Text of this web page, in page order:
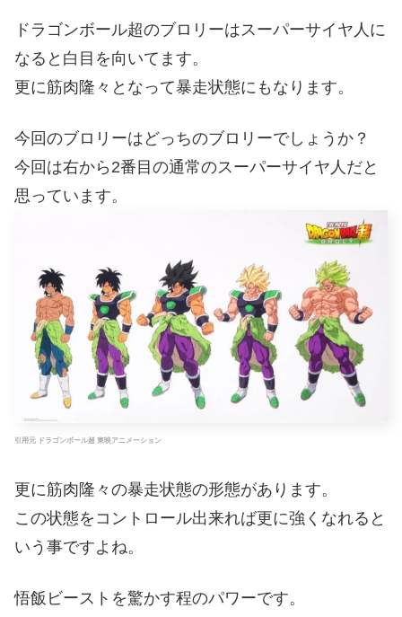
ドラゴンボール超のブロリーはスーパーサイヤ人に
なると白目を向いてます。
更に筋肉隆々となって暴走状態にもなります。
今回のブロリーはどっちのブロリーでしょうか？
今回は右から2番目の通常のスーパーサイヤ人だと
思っています。
引用元 ドラゴンボール超 東映アニメーション
更に筋肉隆々の暴走状態の形態があります。
この状態をコントロール出来れば更に強くなれると
いう事ですよね。
悟飯ビーストを驚かす程のパワーです。